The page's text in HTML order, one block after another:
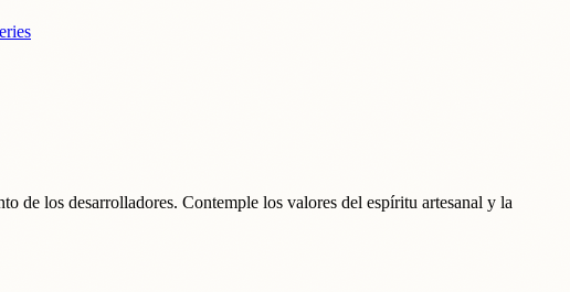
de los desarrolladores. Contemple los valores del espíritu artesanal y la